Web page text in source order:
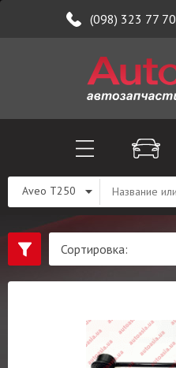
(098) 323 77 70
Aveo T250